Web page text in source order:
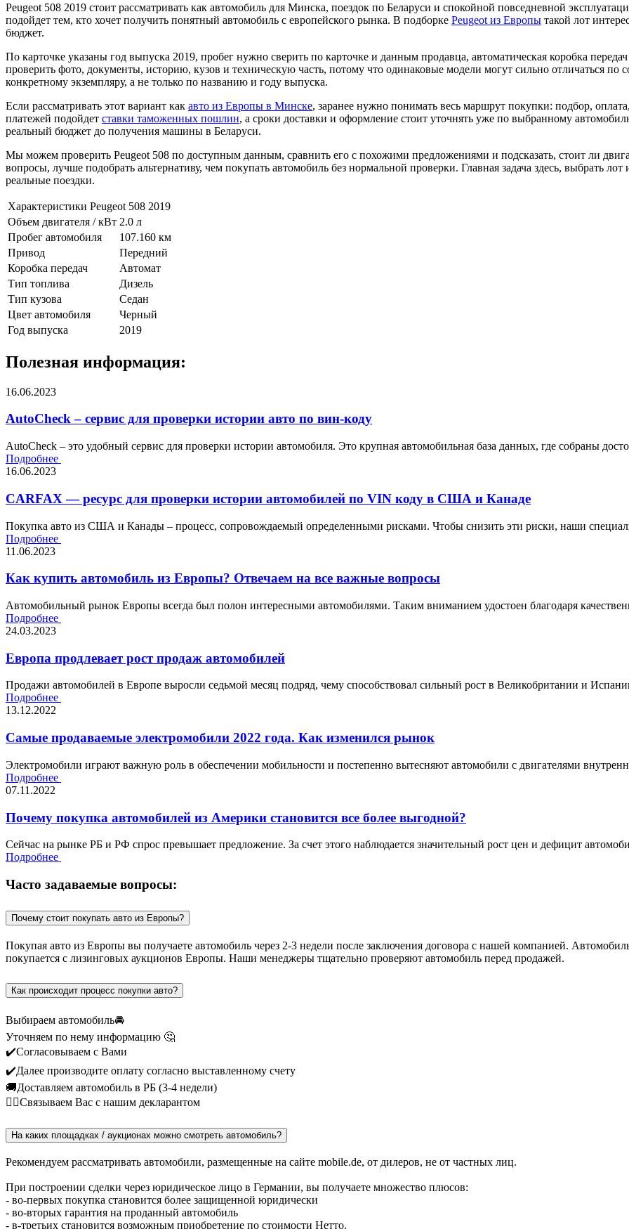
Peugeot 508 2019 стоит рассматривать как автомобиль для Минска, поездок по Беларуси и спокойной повседневной
подойдет тем, кто хочет получить понятный автомобиль с европейского рынка. В подборке Peugeot из Европы такой лот
бюджет.
По карточке указаны год выпуска 2019, пробег нужно сверить по карточке и данным продавца, автоматическая коробка
проверить фото, документы, историю, кузов и техническую часть, потому что одинаковые модели могут сильно отличаться
конкретному экземпляру, а не только по названию и году выпуска.
Если рассматривать этот вариант как авто из Европы в Минске, заранее нужно понимать весь маршрут покупки: подбор,
платежей подойдет ставки таможенных пошлин, а сроки доставки и оформление стоит уточнять уже по выбранному
реальный бюджет до получения машины в Беларуси.
Мы можем проверить Peugeot 508 по доступным данным, сравнить его с похожими предложениями и подсказать, стоит ли
вопросы, лучше подобрать альтернативу, чем покупать автомобиль без нормальной проверки. Главная задача здесь, выбрать
реальные поездки.
Характеристики Peugeot 508 2019
Объем двигателя / кВт 2.0 л
Пробег автомобиля
107.160 км
Привод
Передний
Коробка передач
Автомат
Тип топлива
Дизель
Тип кузова
Седан
Цвет автомобиля
Черный
Год выпуска
2019
Полезная информация:
16.06.2023
AutoCheck – сервис для проверки истории авто по вин-коду
AutoCheck – это удобный сервис для проверки истории автомобиля. Это крупная автомобильная база данных, где собраны
Подробнее
16.06.2023
CARFAX — ресурс для проверки истории автомобилей по VIN коду в США и Канаде
Покупка авто из США и Канады – процесс, сопровождаемый определенными рисками. Чтобы снизить эти риски, наши
Подробнее
11.06.2023
Как купить автомобиль из Европы? Отвечаем на все важные вопросы
Автомобильный рынок Европы всегда был полон интересными автомобилями. Таким вниманием удостоен благодаря
Подробнее
24.03.2023
Европа продлевает рост продаж автомобилей
Продажи автомобилей в Европе выросли седьмой месяц подряд, чему способствовал сильный рост в Великобритании и
Подробнее
13.12.2022
Самые продаваемые электромобили 2022 года. Как изменился рынок
Электромобили играют важную роль в обеспечении мобильности и постепенно вытесняют автомобили с двигателями
Подробнее
07.11.2022
Почему покупка автомобилей из Америки становится все более выгодной?
Сейчас на рынке РБ и РФ спрос превышает предложение. За счет этого наблюдается значительный рост цен и дефицит
Подробнее
Часто задаваемые вопросы:
Почему стоит покупать авто из Европы?
Покупая авто из Европы вы получаете автомобиль через 2-3 недели после заключения договора с нашей компанией.
покупается с лизинговых аукционов Европы. Наши менеджеры тщательно проверяют автомобиль перед продажей.
Как происходит процесс покупки авто?
Выбираем автомобиль🚘
Уточняем по нему информацию 🤔
✔️Согласовываем с Вами
✔️Далее производите оплату согласно выставленному счету
🚚Доставляем автомобиль в РБ (3-4 недели)
🙎‍♂️Связываем Вас с нашим декларантом
На каких площадках / аукционах можно смотреть автомобиль?
Рекомендуем рассматривать автомобили, размещенные на сайте mobile.de, от дилеров, не от частных лиц.
При построении сделки через юридическое лицо в Германии, вы получаете множество плюсов:
- во-первых покупка становится более защищенной юридически
- во-вторых гарантия на проданный автомобиль
- в-третьих становится возможным приобретение по стоимости Нетто.